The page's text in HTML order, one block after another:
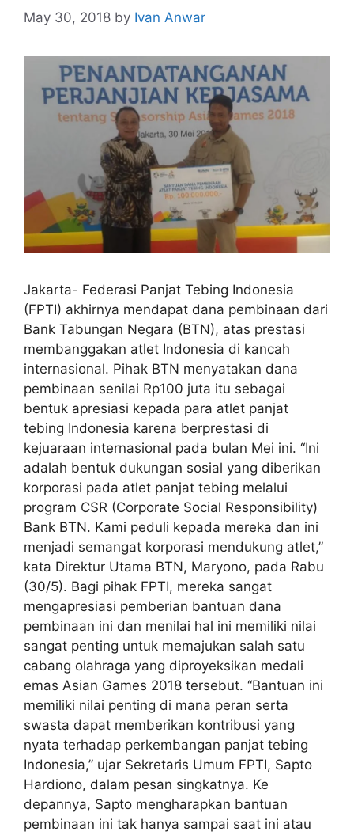
May 30, 2018 by Ivan Anwar
Jakarta- Federasi Panjat Tebing Indonesia
(FPTI) akhirnya mendapat dana pembinaan dari
Bank Tabungan Negara (BTN), atas prestasi
membanggakan atlet Indonesia di kancah
internasional. Pihak BTN menyatakan dana
pembinaan senilai Rp100 juta itu sebagai
bentuk apresiasi kepada para atlet panjat
tebing Indonesia karena berprestasi di
kejuaraan internasional pada bulan Mei ini. “Ini
adalah bentuk dukungan sosial yang diberikan
korporasi pada atlet panjat tebing melalui
program CSR (Corporate Social Responsibility)
Bank BTN. Kami peduli kepada mereka dan ini
menjadi semangat korporasi mendukung atlet,”
kata Direktur Utama BTN, Maryono, pada Rabu
(30/5). Bagi pihak FPTI, mereka sangat
mengapresiasi pemberian bantuan dana
pembinaan ini dan menilai hal ini memiliki nilai
sangat penting untuk memajukan salah satu
cabang olahraga yang diproyeksikan medali
emas Asian Games 2018 tersebut. “Bantuan ini
memiliki nilai penting di mana peran serta
swasta dapat memberikan kontribusi yang
nyata terhadap perkembangan panjat tebing
Indonesia,” ujar Sekretaris Umum FPTI, Sapto
Hardiono, dalam pesan singkatnya. Ke
depannya, Sapto mengharapkan bantuan
pembinaan ini tak hanya sampai saat ini atau